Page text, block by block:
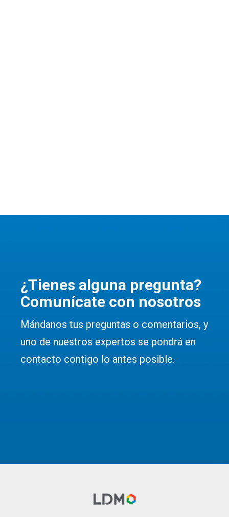
¿Tienes alguna pregunta?
Comunícate con nosotros
Mándanos tus preguntas o comentarios, y
uno de nuestros expertos se pondrá en
contacto contigo lo antes posible.